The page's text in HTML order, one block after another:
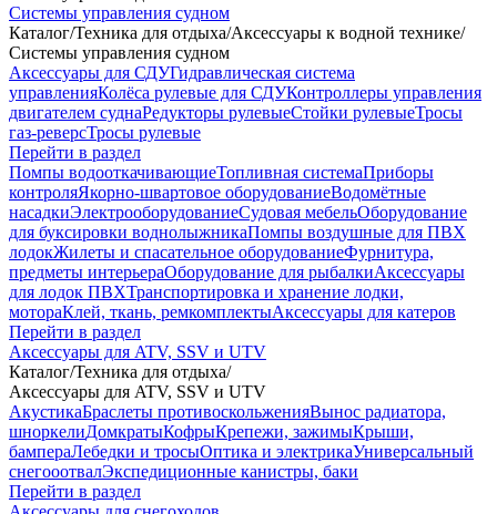
Системы управления судном
Каталог/Техника для отдыха/Аксессуары к водной технике/
Системы управления судном
Аксессуары для СДУГидравлическая система
управленияКолёса рулевые для СДУКонтроллеры управления
двигателем суднаРедукторы рулевыеСтойки рулевыеТросы
газ-реверсТросы рулевые
Перейти в раздел
Помпы водооткачивающиеТопливная системаПриборы
контроляЯкорно-швартовое оборудованиеВодомётные
насадкиЭлектрооборудованиеСудовая мебельОборудование
для буксировки воднолыжникаПомпы воздушные для ПВХ
лодокЖилеты и спасательное оборудованиеФурнитура,
предметы интерьераОборудование для рыбалкиАксессуары
для лодок ПВХТранспортировка и хранение лодки,
мотораКлей, ткань, ремкомплектыАксессуары для катеров
Перейти в раздел
Аксессуары для ATV, SSV и UTV
Каталог/Техника для отдыха/
Аксессуары для ATV, SSV и UTV
АкустикаБраслеты противоскольженияВынос радиатора,
шноркелиДомкратыКофрыКрепежи, зажимыКрыши,
бампераЛебедки и тросыОптика и электрикаУниверсальный
снегооотвалЭкспедиционные канистры, баки
Перейти в раздел